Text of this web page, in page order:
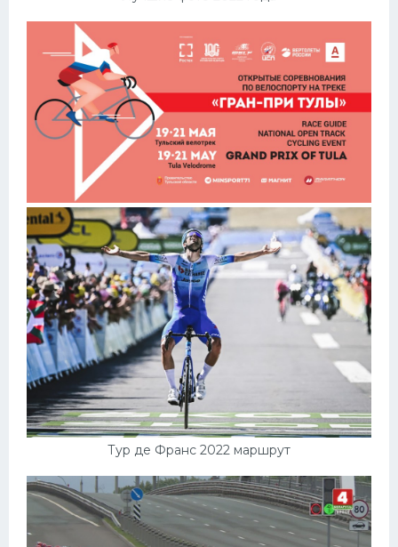
Тур де Франс 2022 маршрут